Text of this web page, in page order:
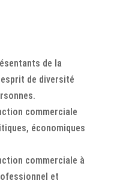
de la
de diversité
commerciale
économiques
commerciale à
et